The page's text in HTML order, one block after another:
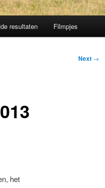
resultaten Filmpjes
Next →
het